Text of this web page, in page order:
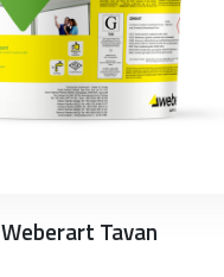
Weberart Tavan